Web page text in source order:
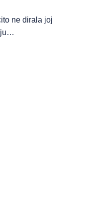
ne dirala joj